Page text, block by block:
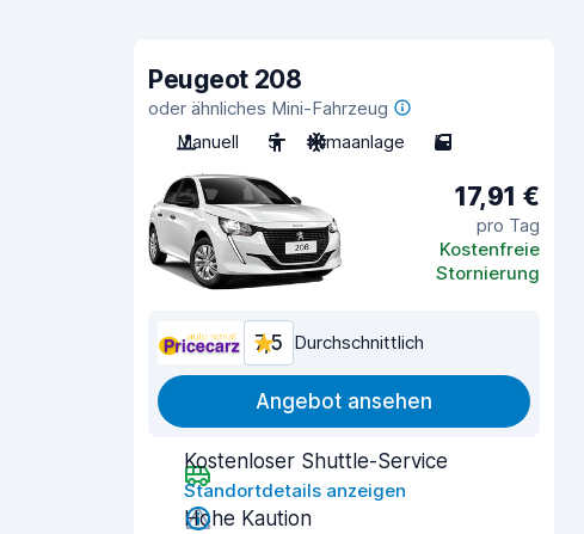
Peugeot 208
oder ähnliches Mini-Fahrzeug
Manuell
5 Klimaanlage 5
17,91 €
pro Tag
Kostenfreie
Stornierung
7,5 Durchschnittlich
Angebot ansehen
Kostenloser Shuttle-Service
Standortdetails anzeigen
Hohe Kaution